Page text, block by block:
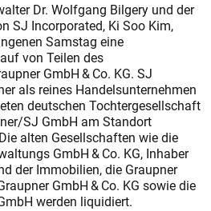
Dr. Wolfgang Bilgery und der
SJ Incorporated, Ki Soo Kim,
Samstag eine
von Teilen des
GmbH & Co. KG. SJ
als reines Handelsunternehmen
deutschen Tochtergesellschaft
SJ GmbH am Standort
alten Gesellschaften wie die
GmbH & Co. KG, Inhaber
der Immobilien, die Graupner
GmbH & Co. KG sowie die
werden liquidiert.